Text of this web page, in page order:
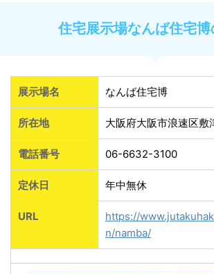
住宅展示場なんば住宅
展示場名 なんば住宅博
所在地 大阪府大阪市浪速区敷
電話番号 06-6632-3100
定休日 年中無休
URL
https://
n/namba/